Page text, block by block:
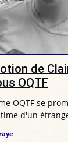
de
OQTF
OQTF se
d'un